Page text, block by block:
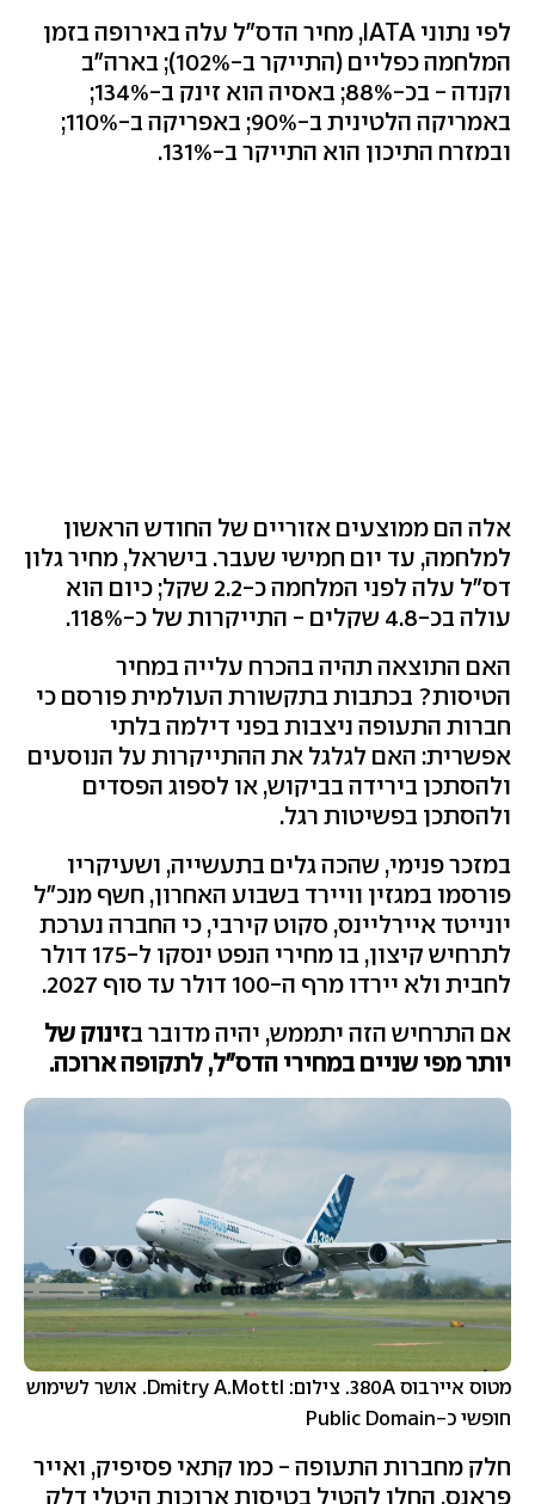
לפי נתוני IATA, מחיר הדס"ל עלה באירופה בזמן
המלחמה כפליים (התייקר ב-102%); בארה"ב
וקנדה - בכ-88%; באסיה הוא זינק ב-134%;
באמריקה הלטינית ב-90%; באפריקה ב-110%;
ובמזרח התיכון הוא התייקר ב-131%.
אלה הם ממוצעים אזוריים של החודש הראשון
למלחמה, עד יום חמישי שעבר. בישראל, מחיר גלון
דס"ל עלה לפני המלחמה כ-2.2 שקל; כיום הוא
עולה בכ-4.8 שקלים - התייקרות של כ-118%.
האם התוצאה תהיה בהכרח עלייה במחיר
הטיסות? בכתבות בתקשורת העולמית פורסם כי
חברות התעופה ניצבות בפני דילמה בלתי
אפשרית: האם לגלגל את ההתייקרות על הנוסעים
ולהסתכן בירידה בביקוש, או לספוג הפסדים
ולהסתכן בפשיטות רגל.
במזכר פנימי, שהכה גלים בתעשייה, ושעיקריו
פורסמו במגזין וויירד בשבוע האחרון, חשף מנכ"ל
יונייטד איירליינס, סקוט קירבי, כי החברה נערכת
לתרחיש קיצון, בו מחירי הנפט ינסקו ל-175 דולר
לחבית ולא יירדו מרף ה-100 דולר עד סוף 2027.
אם התרחיש הזה יתממש, יהיה מדובר בזינוק של
יותר מפי שניים במחירי הדס"ל, לתקופה ארוכה.
מטוס איירבוס 380A. צילום: Dmitry A.Mottl. אושר לשימוש
חופשי כ-Public Domain
חלק מחברות התעופה - כמו קתאי פסיפיק, ואייר
פראנס, החלו להטיל בטיסות ארוכות היטלי דלק